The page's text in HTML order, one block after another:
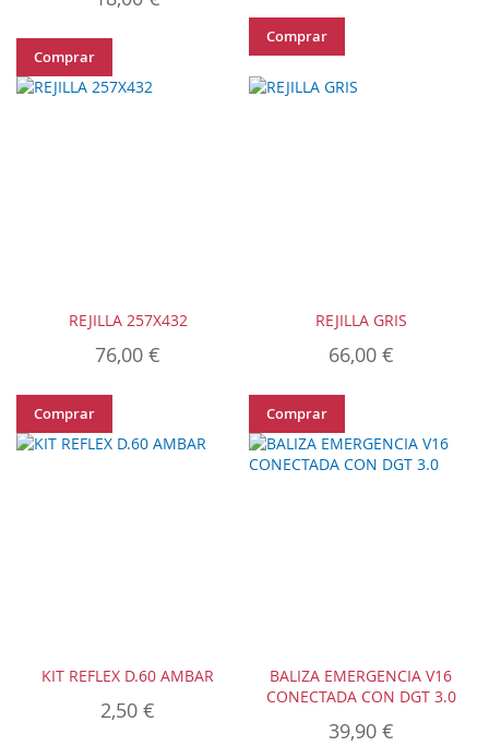
Comprar
Comprar
REJILLA 257X432
76,00 €
Comprar
REJILLA GRIS
66,00 €
Comprar
KIT REFLEX D.60 AMBAR
2,50 €
BALIZA EMERGENCIA V16
CONECTADA CON DGT 3.0
39,90 €